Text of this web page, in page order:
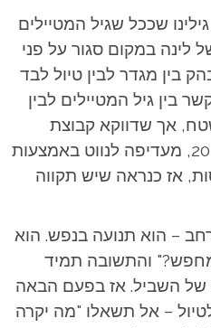
שככל שגיל המטיילים
לינה במקום סגור על פני
בין מגדר לבין טיול לבד
בין גיל המטיילים לבין
אך שדווקא קבוצת
הגילאים הצעירה, שבין 20-10, מעדיפה לנווט באמצעות
אז כנראה שיש תקווה
– הוא תנועה בנפש. הוא
והתשובה תמיד
של השביל. אז בפעם הבאה
– אל תשאלו "מה יקרה